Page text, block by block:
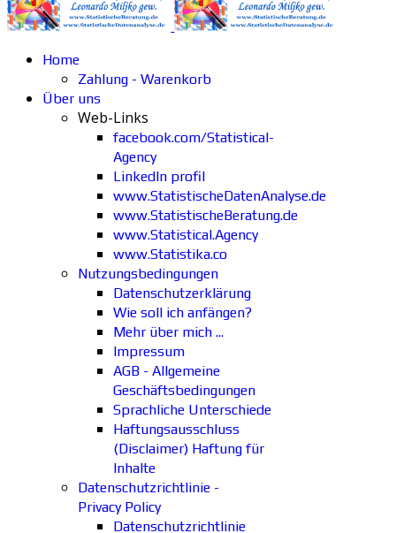
Home
Zahlung - Warenkorb
Über uns
Web-Links
facebook.com/Statistical-
Agency
LinkedIn profil
www.StatistischeDatenAnalyse.de
www.StatistischeBeratung.de
www.Statistical.Agency
www.Statistika.co
Nutzungsbedingungen
Datenschutzerklärung
Wie soll ich anfängen?
Mehr über mich ...
Impressum
AGB - Allgemeine
Geschäftsbedingungen
Sprachliche Unterschiede
Haftungsausschluss
(Disclaimer) Haftung für
Inhalte
Datenschutzrichtlinie -
Privacy Policy
Datenschutzrichtlinie